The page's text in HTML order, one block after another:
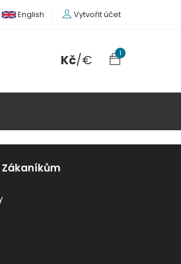
English Vytvořit účet
Kč/€ 1
Zákaníkům